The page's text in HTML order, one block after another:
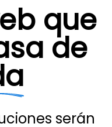
que
de
serán